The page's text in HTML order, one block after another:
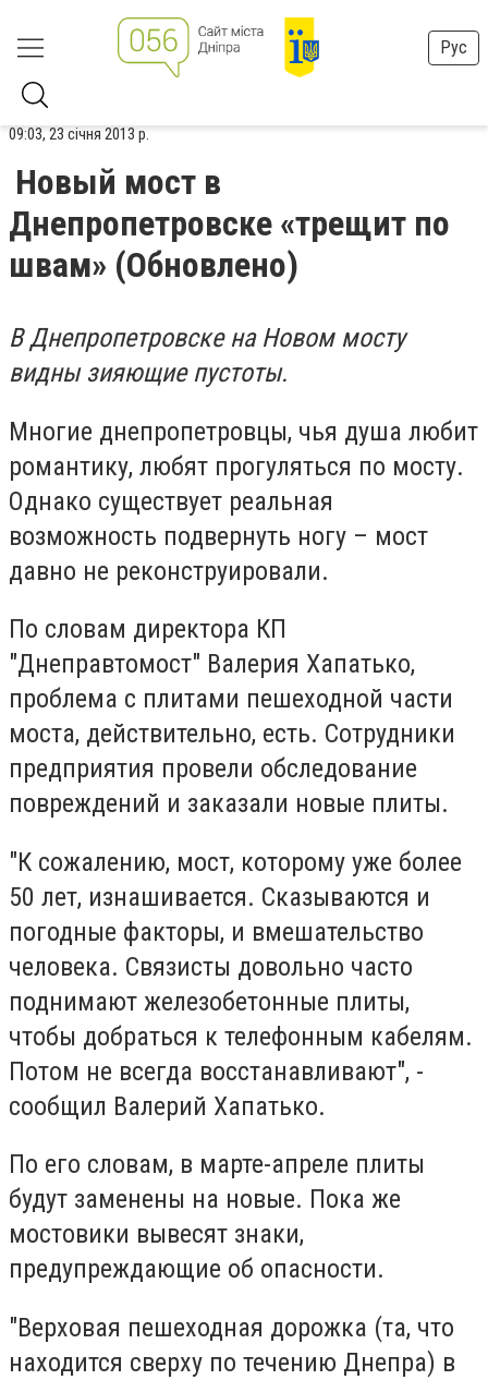
Рус
09:03, 23 січня 2013 р.
Новый мост в
Днепропетровске «трещит по
швам» (Обновлено)
В Днепропетровске на Новом мосту
видны зияющие пустоты.
Многие днепропетровцы, чья душа любит
романтику, любят прогуляться по мосту.
Однако существует реальная
возможность подвернуть ногу – мост
давно не реконструировали.
По словам директора КП
"Днеправтомост" Валерия Хапатько,
проблема с плитами пешеходной части
моста, действительно, есть. Сотрудники
предприятия провели обследование
повреждений и заказали новые плиты.
"К сожалению, мост, которому уже более
50 лет, изнашивается. Сказываются и
погодные факторы, и вмешательство
человека. Связисты довольно часто
поднимают железобетонные плиты,
чтобы добраться к телефонным кабелям.
Потом не всегда восстанавливают", -
сообщил Валерий Хапатько.
По его словам, в марте-апреле плиты
будут заменены на новые. Пока же
мостовики вывесят знаки,
предупреждающие об опасности.
"Верховая пешеходная дорожка (та, что
находится сверху по течению Днепра) в